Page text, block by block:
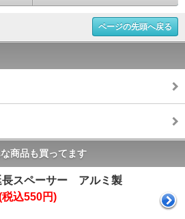
ページの先頭へ戻る
商品も買ってます
長スペーサー アルミ製
込550円)